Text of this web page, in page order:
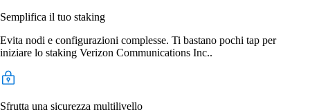
Semplifica il tuo staking
Evita nodi e configurazioni complesse. Ti bastano pochi tap per
iniziare lo staking Verizon Communications Inc..
Sfrutta una sicurezza multilivello